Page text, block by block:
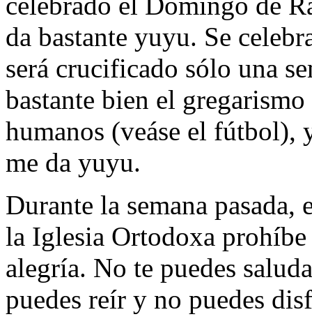
da bastante yuyu. Se
será crucificado sólo una
bastante bien el
humanos (veáse el fútbol),
me da yuyu.
Durante la semana pasada,
la Iglesia Ortodoxa
alegría. No te puedes
puedes reír y no puedes